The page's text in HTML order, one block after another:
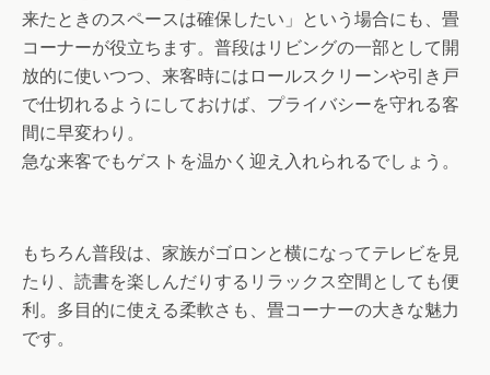
来たときのスペースは確保したい」という場合にも、畳
コーナーが役立ちます。普段はリビングの一部として開
放的に使いつつ、来客時にはロールスクリーンや引き戸
で仕切れるようにしておけば、プライバシーを守れる客
間に早変わり。
急な来客でもゲストを温かく迎え入れられるでしょう。
もちろん普段は、家族がゴロンと横になってテレビを見
たり、読書を楽しんだりするリラックス空間としても便
利。多目的に使える柔軟さも、畳コーナーの大きな魅力
です。